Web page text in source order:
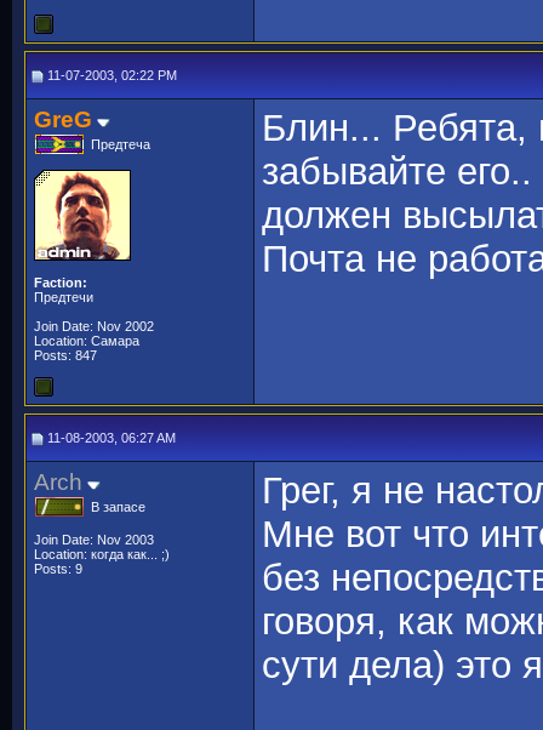
11-07-2003, 02:22 PM
GreG
Предтеча
Faction:
Предтечи
Join Date: Nov 2002
Location: Самара
Posts: 847
Блин... Ребята,
забывайте
должен
Почта не
11-08-2003, 06:27 AM
Arch
В запасе
Join Date: Nov 2003
Location: когда как... ;)
Posts: 9
Грег, я не
Мне вот что
без
говоря, как
сути дела) это